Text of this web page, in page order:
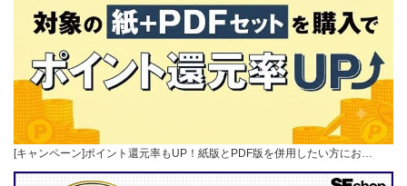
[キャンペーン]ポイント還元率もUP！紙版とPDF版を併用したい方にお…